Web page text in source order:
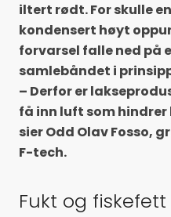
iltert rødt. For skulle
kondensert høyt
forvarsel falle ned på
samlebåndet i
– Derfor er
få inn luft som
sier Odd Olav Fosso,
F-tech.
Fukt og fiskefett